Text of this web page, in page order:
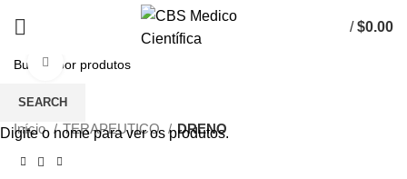
/ $0.00
Click to enlarge
Início TERAPEUTICO DRENO
SEARCH
Digite o nome para ver os produtos.